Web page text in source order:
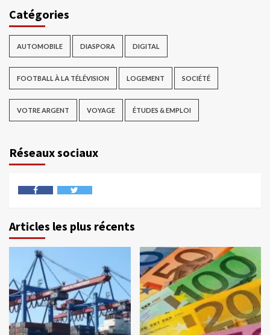
Catégories
AUTOMOBILE DIASPORA DIGITAL
FOOTBALL À LA TÉLÉVISION LOGEMENT SOCIÉTÉ
VOTRE ARGENT VOYAGE ÉTUDES & EMPLOI
Réseaux sociaux
Articles les plus récents